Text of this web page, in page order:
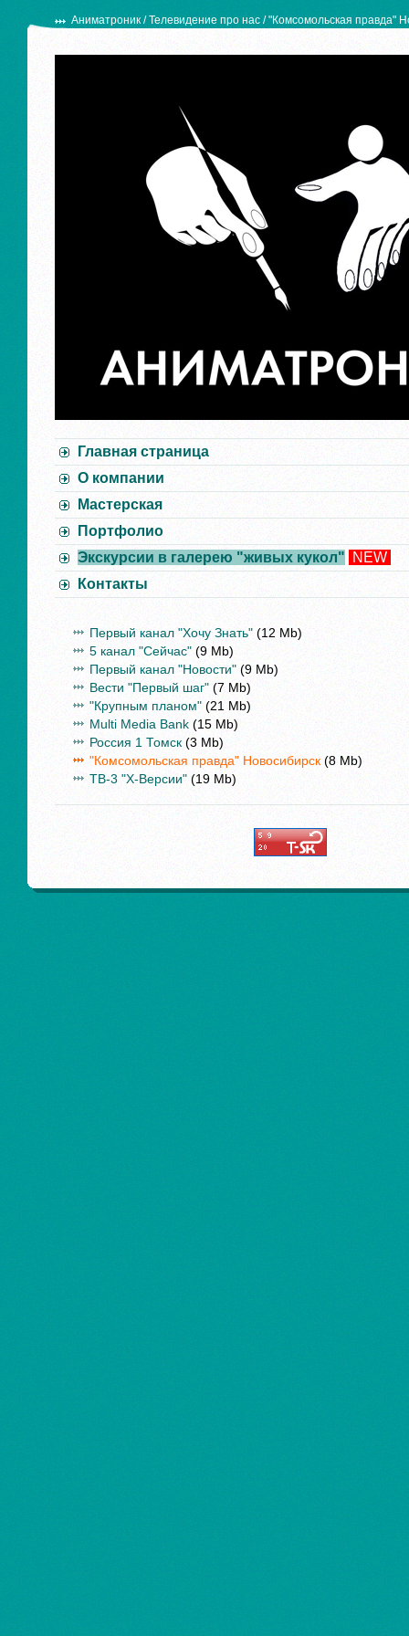
Аниматроник /Телевидение про нас / "Комсомольская правда"
Главная страница
О компании
Мастерская
Портфолио
Экскурсии в галерею "живых кукол"
NEW
Контакты
Первый канал "Хочу Знать" (12 Mb)
5 канал "Сейчас" (9 Mb)
Первый канал "Новости" (9 Mb)
Вести "Первый шаг" (7 Mb)
"Крупным планом" (21 Mb)
Multi Media Bank (15 Mb)
Россия 1 Томск (3 Mb)
"Комсомольская правда" Новосибирск (8 Mb)
ТВ-3 "Х-Версии" (19 Mb)